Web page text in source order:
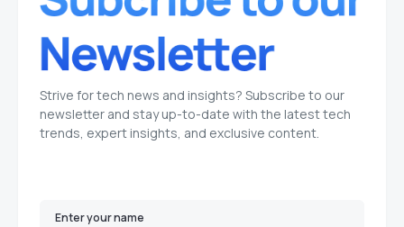
Strive for tech news and insights? Subscribe to our
newsletter and stay up-to-date with the latest tech
trends, expert insights, and exclusive content.